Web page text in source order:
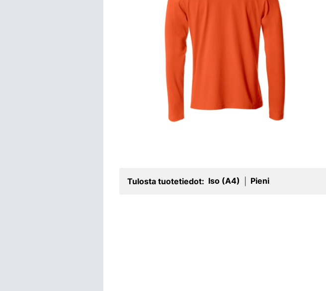
Tulosta tuotetiedot: Iso (A4) Pieni